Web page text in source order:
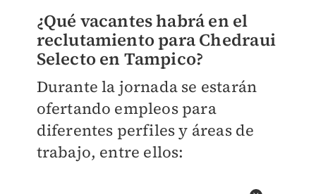
¿Qué vacantes habrá en el
reclutamiento para Chedraui
Selecto en Tampico?
Durante la jornada se estarán
ofertando empleos para
diferentes perfiles y áreas de
trabajo, entre ellos: